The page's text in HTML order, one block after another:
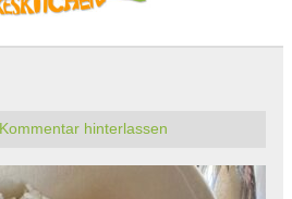
Kommentar hinterlassen